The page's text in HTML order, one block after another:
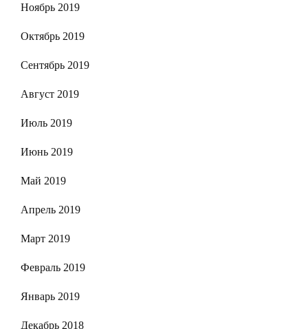
Ноябрь 2019
Октябрь 2019
Сентябрь 2019
Август 2019
Июль 2019
Июнь 2019
Май 2019
Апрель 2019
Март 2019
Февраль 2019
Январь 2019
Декабрь 2018